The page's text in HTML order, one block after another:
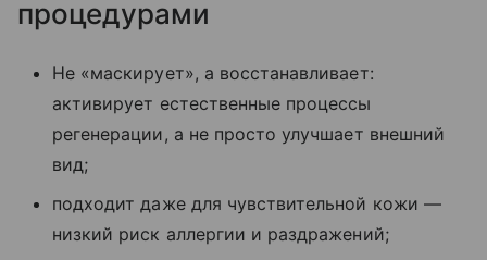
процедурами
Не «маскирует», а восстанавливает:
активирует естественные процессы
регенерации, а не просто улучшает внешний
вид;
подходит даже для чувствительной кожи —
низкий риск аллергии и раздражений;